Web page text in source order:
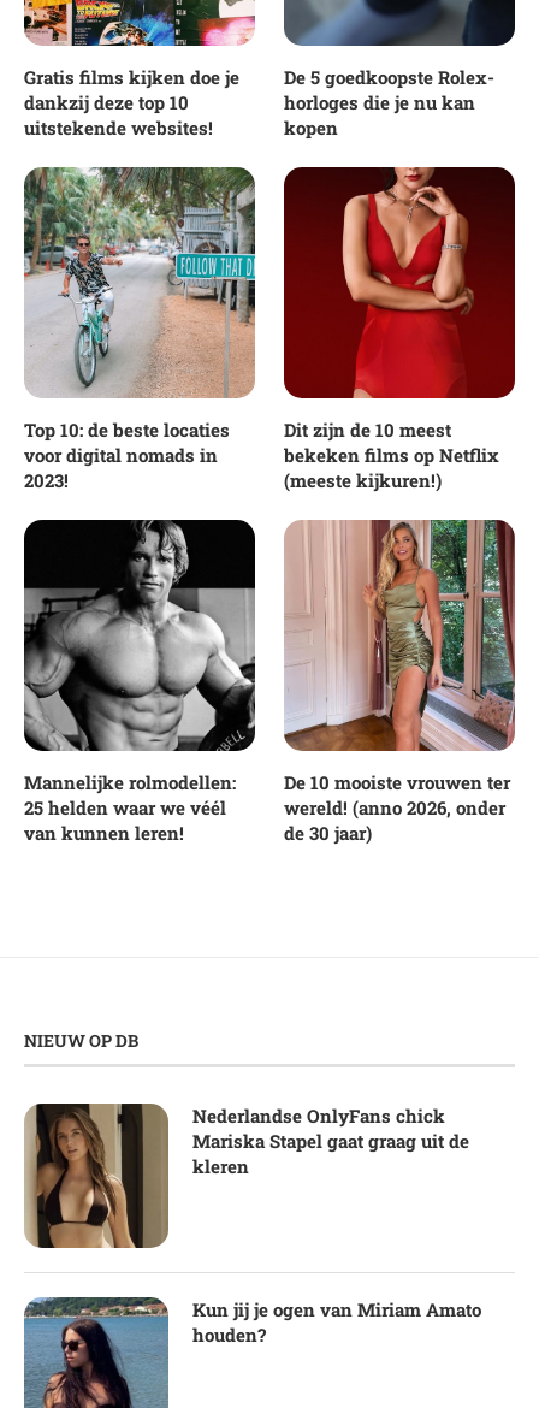
Gratis films kijken doe je
dankzij deze top 10
uitstekende websites!
De 5 goedkoopste Rolex-
horloges die je nu kan
kopen
Top 10: de beste locaties
voor digital nomads in
2023!
Dit zijn de 10 meest
bekeken films op Netflix
(meeste kijkuren!)
Mannelijke rolmodellen:
25 helden waar we véél
van kunnen leren!
De 10 mooiste vrouwen ter
wereld! (anno 2026, onder
de 30 jaar)
NIEUW OP DB
Nederlandse OnlyFans chick
Mariska Stapel gaat graag uit de
kleren
Kun jij je ogen van Miriam Amato
houden?